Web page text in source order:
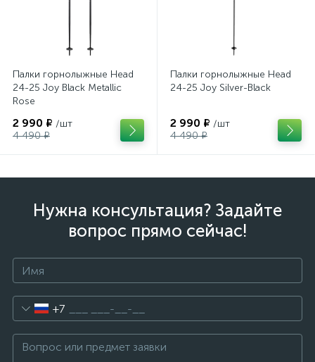
Палки горнолыжные Head
24-25 Joy Black Metallic
Rose
2 990 ₽ /шт
4 490 ₽
Палки горнолыжные Head
24-25 Joy Silver-Black
2 990 ₽ /шт
4 490 ₽
Нужна консультация? Задайте
вопрос прямо сейчас!
+7